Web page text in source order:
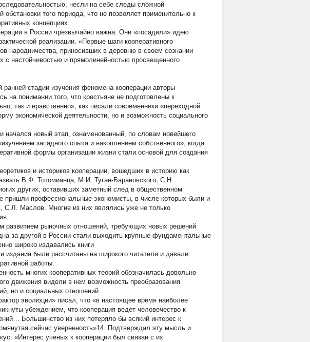
несли на себе следы сложной
того периода, что не позволяет применительно к
концепциях.
в России чрезвычайно важна. Они «посадили» идею
реализации. «Первые шаги кооперативного
народничества, приносивших в деревню в своем сознании
с настойчивостью и прямолинейностью просвещенного
стадии изучения феномена кооперации авторы
на понимании того, что крестьяне не подготовлены к
так и нравственно», как писали современники «переходной
экономической деятельности, но и возможность социального
новый этап, ознаменованный, по словам новейшего
западного опыта и накоплением собственного», когда
формы организации жизни стали основой для создания
и историков кооперации, вошедших в историю как
В.Ф. Тотомианца, М.И. Туган-Барановского, С.Н.
других, оставивших заметный след в общественном
пришли профессиональные экономисты, в числе которых были и
Маслов. Многие из них являлись уже не только
развитием рыночных отношений, требующих новых решений
за другой в России стали выходить крупные фундаментальные
широко издавались книги
издания были рассчитаны на широкого читателя и давали
работы.
многих кооперативных теорий обозначилась довольно
движения видели в нем возможность преобразования
но и социальных отношений.
эволюции» писал, что «в настоящее время наиболее
убеждением, что кооперация ведет человечество к
Большинство из них потеряло бы всякий интерес к
сейчас уверенность»14. Подтверждал эту мысль и
«Интерес ученых к кооперации был связан с их